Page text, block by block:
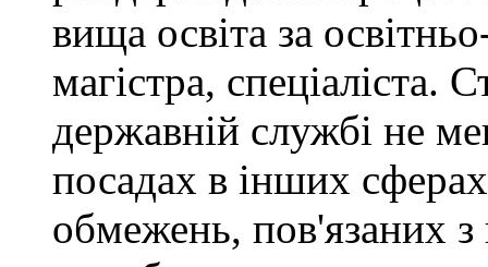
вища освіта за
магістра, спеціаліста.
державній службі не
посадах в інших
обмежень, пов'язаних